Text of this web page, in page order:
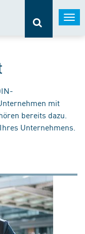
mit
bereits dazu.
Unternehmens.